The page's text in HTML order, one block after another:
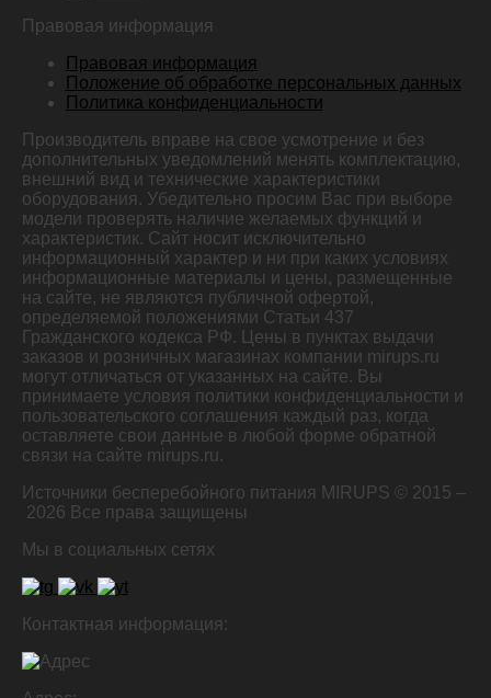
Правовая информация
Правовая информация
Положение об обработке персональных данных
Политика конфиденциальности
Производитель вправе на свое усмотрение и без
дополнительных уведомлений менять комплектацию,
внешний вид и технические характеристики
оборудования. Убедительно просим Вас при выборе
модели проверять наличие желаемых функций и
характеристик. Сайт носит исключительно
информационный характер и ни при каких условиях
информационные материалы и цены, размещенные
на сайте, не являются публичной офертой,
определяемой положениями Статьи 437
Гражданского кодекса РФ. Цены в пунктах выдачи
заказов и розничных магазинах компании mirups.ru
могут отличаться от указанных на сайте. Вы
принимаете условия политики конфиденциальности и
пользовательского соглашения каждый раз, когда
оставляете свои данные в любой форме обратной
связи на сайте mirups.ru.
Источники бесперебойного питания MIRUPS © 2015 –
2026 Все права защищены
Мы в социальных сетях
Контактная информация: